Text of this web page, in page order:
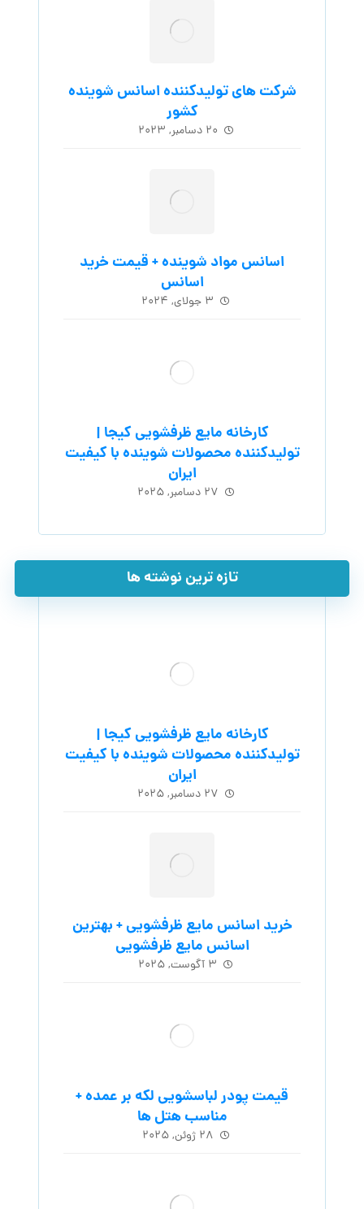
شرکت های تولیدکننده اسانس شوینده
کشور
۲۰ دسامبر, ۲۰۲۳
اسانس مواد شوینده + قیمت خرید
اسانس
۳ جولای, ۲۰۲۴
کارخانه مایع ظرفشویی کیجا |
تولیدکننده محصولات شوینده با کیفیت
ایران
۲۷ دسامبر, ۲۰۲۵
تازه ترین نوشته ها
کارخانه مایع ظرفشویی کیجا |
تولیدکننده محصولات شوینده با کیفیت
ایران
۲۷ دسامبر, ۲۰۲۵
خرید اسانس مایع ظرفشویی + بهترین
اسانس مایع ظرفشویی
۳ آگوست, ۲۰۲۵
قیمت پودر لباسشویی لکه بر عمده +
مناسب هتل ها
۲۸ ژوئن, ۲۰۲۵